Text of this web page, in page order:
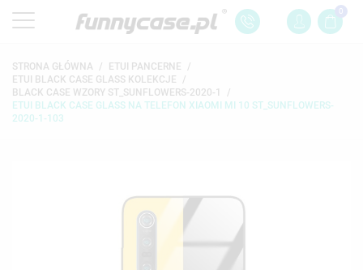
0
STRONA GŁÓWNA
ETUI PANCERNE
ETUI BLACK CASE GLASS KOLEKCJE
BLACK CASE WZORY ST_SUNFLOWERS-2020-1
ETUI BLACK CASE GLASS NA TELEFON XIAOMI MI 10 ST_SUNFLOWERS-
2020-1-103